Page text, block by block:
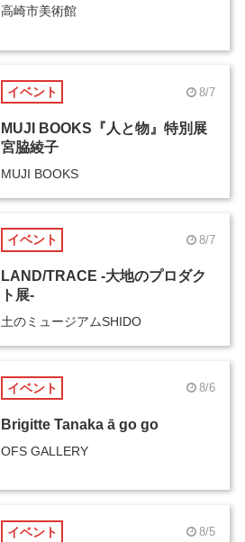
高崎市美術館
イベント 8/7
MUJI BOOKS『人と物』特別展
宮脇綾子
MUJI BOOKS
イベント 8/7
LAND/TRACE -大地のプロダク
ト展-
土のミュージアムSHIDO
イベント 8/6
Brigitte Tanaka ā go go
OFS GALLERY
イベント 8/5